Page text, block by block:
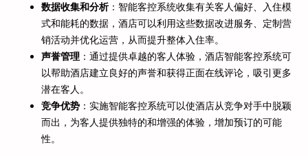
数据收集和分析：智能客控系统收集有关客人偏好、入住模
式和能耗的数据，酒店可以利用这些数据改进服务、定制营
销活动并优化运营，从而提升整体入住率。
声誉管理 ：通过提供卓越的客人体验，酒店智能客控系统可
以帮助酒店建立良好的声誉和获得正面在线评论，吸引更多
潜在客人。
竞争优势 ：实施智能客控系统可以使酒店从竞争对手中脱颖
而出，为客人提供独特的和增强的体验，增加预订的可能
性。